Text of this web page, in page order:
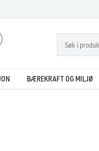
BÆREKRAFT OG MILJØ